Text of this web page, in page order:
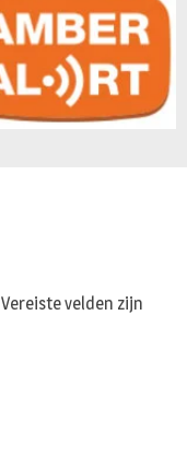
Vereiste velden zijn